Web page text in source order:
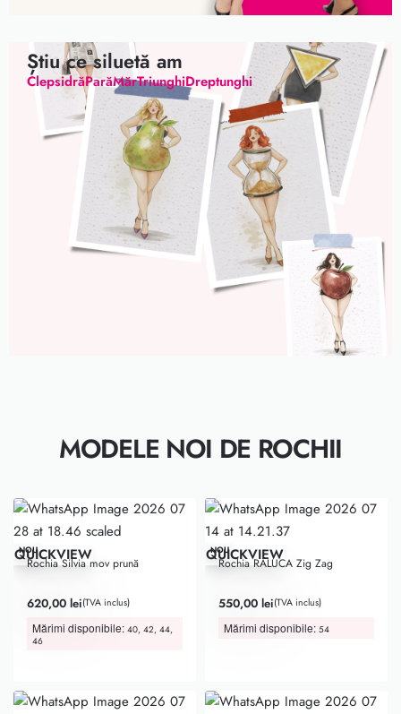
Știu ce siluetă am
ClepsidrăParăMărTriunghiDreptunghi
MODELE NOI DE ROCHII
NOU
QUICKVIEW
Rochia Silvia mov prună
Evaluat la 5.00din 5
620,00 lei(TVA inclus)
Mărimi disponibile: 40, 42, 44,
46
NOU
QUICKVIEW
Rochia RALUCA Zig Zag
Evaluat la 5.00din 5
550,00 lei(TVA inclus)
Mărimi disponibile: 54